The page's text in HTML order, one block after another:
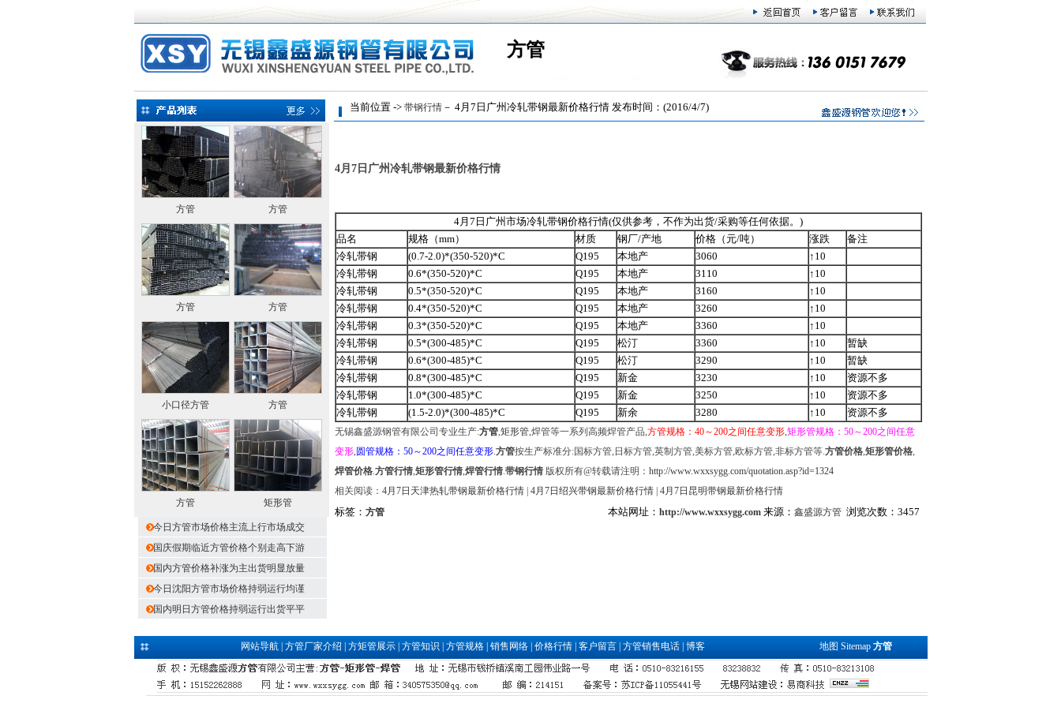
方管
方管 方管
方管 方管
小口径方管 方管
方管 矩形管
今日方管市场价格主流上行市场成交
国庆假期临近方管价格个别走高下游
国内方管价格补涨为主出货明显放量
今日沈阳方管市场价格持弱运行均谨
国内明日方管价格持弱运行出货平平
当前位置 -> 带钢行情－ 4月7日广州冷轧带钢最新价格行情 发布时间：(2016/4/7)
4月7日广州冷轧带钢最新价格行情
4月7日广州市场冷轧带钢价格行情(仅供参考，不作为出货/采购等任何依据。)
品名
规格（mm） 材质 钢厂/产地 价格（元/吨） 涨跌
备注
冷轧带钢
(0.7-2.0)*(350-520)*C Q195 本地产 3060
↑10
冷轧带钢
0.6*(350-520)*C Q195 本地产 3110
↑10
冷轧带钢
0.5*(350-520)*C Q195 本地产 3160
↑10
冷轧带钢
0.4*(350-520)*C Q195 本地产 3260
↑10
冷轧带钢
0.3*(350-520)*C Q195 本地产 3360
↑10
冷轧带钢
0.5*(300-485)*C Q195 松汀 3360 ↑10
暂缺
冷轧带钢
0.6*(300-485)*C Q195 松汀 3290 ↑10
暂缺
冷轧带钢
0.8*(300-485)*C Q195 新金 3230 ↑10
资源不多
冷轧带钢
1.0*(300-485)*C Q195 新金 3250 ↑10
资源不多
冷轧带钢
(1.5-2.0)*(300-485)*C Q195 新余 3280 ↑10 资源不多
无锡鑫盛源钢管有限公司专业生产:方管,矩形管,焊管等一系列高频焊管产品,方管规格：40～200之间任意变形,矩形管规格：50～200之间任意
变形, 圆管规格：50～200之间任意变形.方管按生产标准分:国标方管,日标方管,英制方管,美标方管,欧标方管,非标方管等.方管价格,矩形管价格,
焊管价格.方管行情,矩形管行情,焊管行情.带钢行情版权所有@转载请注明： http://www.wxxsygg.com/quotation.asp?id=1324
相关阅读： 4月7日天津热轧带钢最新价格行情| 4月7日绍兴带钢最新价格行情| 4月7日昆明带钢最新价格行情
标签： 方管 本站网址： http://www.wxxsygg.com来源： 鑫盛源方管浏览次数：3457
网站导航 方管厂家介绍 方矩管展示 方管知识 方管规格 销售网络 价格行情 客户留言 方管销售电话 博客 地图 Sitemap 方管